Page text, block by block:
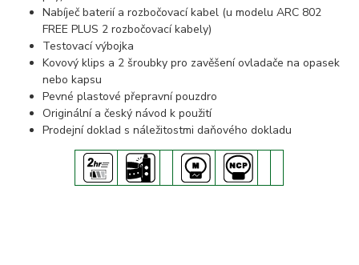
Nabíječ baterií a rozbočovací kabel (u modelu ARC 802
FREE PLUS 2 rozbočovací kabely)
Testovací výbojka
Kovový klips a 2 šroubky pro zavěšení ovladače na opasek
nebo kapsu
Pevné plastové přepravní pouzdro
Originální a český návod k použití
Prodejní doklad s náležitostmi daňového dokladu